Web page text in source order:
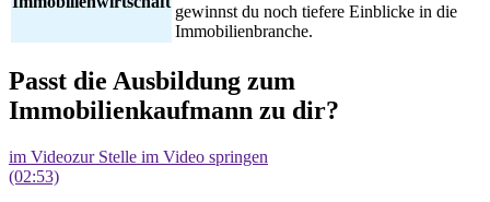
gewinnst du noch tiefere Einblicke in die
Immobilienbranche.
Passt die Ausbildung zum
Immobilienkaufmann zu dir?
im Videozur Stelle im Video springen
(02:53)